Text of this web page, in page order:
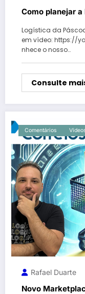
Como planejar
Logística da
em vídeo: https://
nhece o nosso…
Consulte
Comentários
Rafael Duarte
Novo